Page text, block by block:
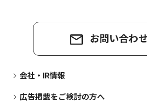
お問い合わせ
会社・IR情報
広告掲載をご検討の方へ